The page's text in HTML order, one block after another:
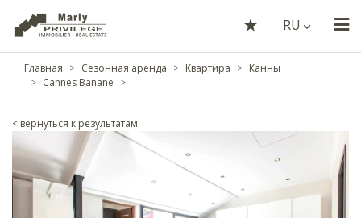
RU
Главная Сезонная аренда Квартира
Канны
Cannes Banane
< вернуться к результатам